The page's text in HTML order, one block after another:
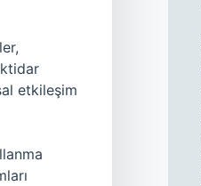
etkileşim